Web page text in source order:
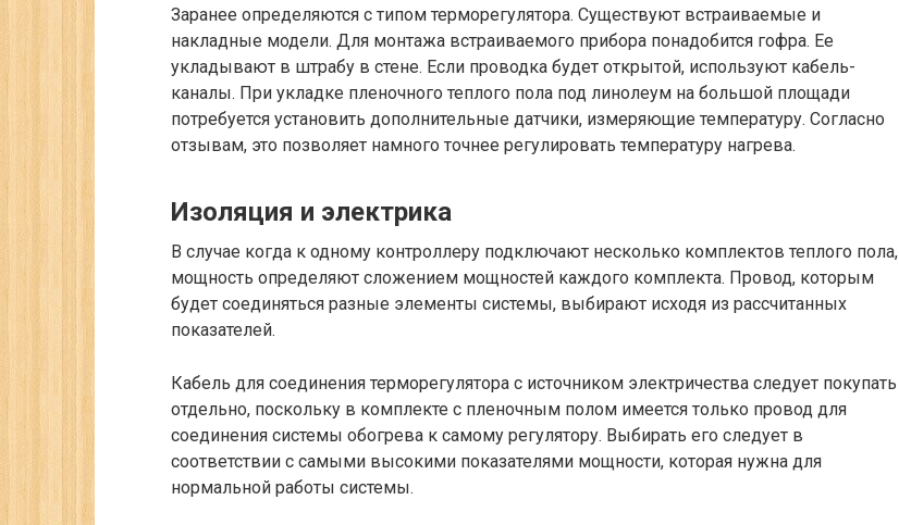
Заранее определяются с типом терморегулятора. Существуют встраиваемые и
накладные модели. Для монтажа встраиваемого прибора понадобится гофра. Ее
укладывают в штрабу в стене. Если проводка будет открытой, используют кабель-
каналы. При укладке пленочного теплого пола под линолеум на большой площади
потребуется установить дополнительные датчики, измеряющие температуру. Согласно
отзывам, это позволяет намного точнее регулировать температуру нагрева.
Изоляция и электрика
В случае когда к одному контроллеру подключают несколько комплектов теплого пола,
мощность определяют сложением мощностей каждого комплекта. Провод, которым
будет соединяться разные элементы системы, выбирают исходя из рассчитанных
показателей.
Кабель для соединения терморегулятора с источником электричества следует покупать
отдельно, поскольку в комплекте с пленочным полом имеется только провод для
соединения системы обогрева к самому регулятору. Выбирать его следует в
соответствии с самыми высокими показателями мощности, которая нужна для
нормальной работы системы.